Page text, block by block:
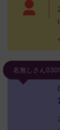
名無しさん